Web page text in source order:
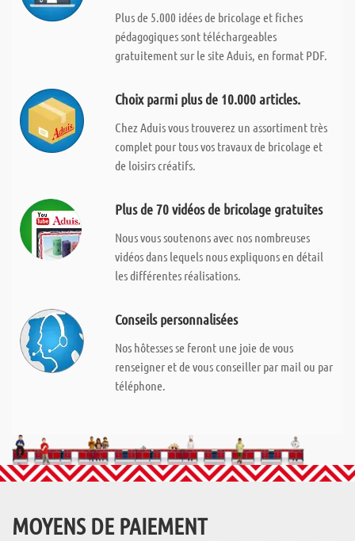
Plus de 5.000 idées de bricolage et fiches
pédagogiques sont téléchargeables
gratuitement sur le site Aduis, en format PDF.
Choix parmi plus de 10.000 articles.
Chez Aduis vous trouverez un assortiment très
complet pour tous vos travaux de bricolage et
de loisirs créatifs.
Plus de 70 vidéos de bricolage gratuites
Nous vous soutenons avec nos nombreuses
vidéos dans lequels nous expliquons en détail
les différentes réalisations.
Conseils personnalisées
Nos hôtesses se feront une joie de vous
renseigner et de vous conseiller par mail ou par
téléphone.
MOYENS DE PAIEMENT